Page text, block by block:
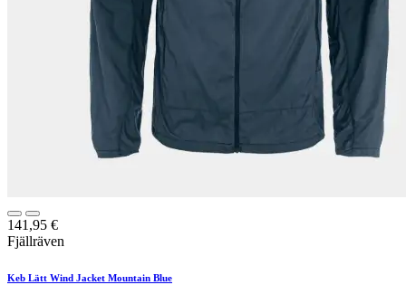
141,95 €
Fjällräven
Keb Lätt Wind Jacket Mountain Blue